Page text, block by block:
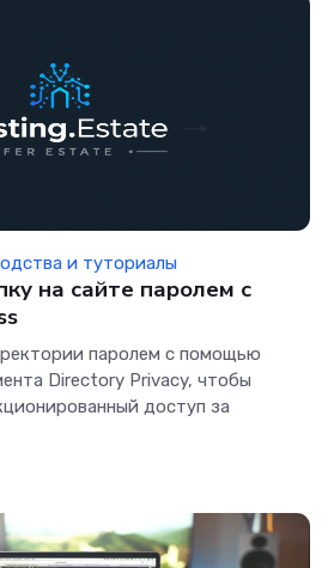
и туториалы
на сайте паролем с
паролем с помощью
Directory Privacy, чтобы
доступ за